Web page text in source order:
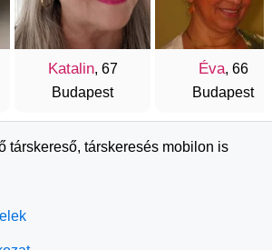
Katalin, 67
Budapest
Éva, 66
Budapest
társkereső, társkeresés mobilon is